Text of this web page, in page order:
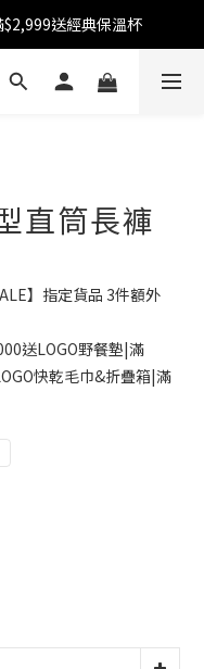
低至38折送經典保溫杯
免運費
直筒長褲
】指定貨品 3件額外
送LOGO野餐墊|滿
快乾毛巾&折疊箱|滿